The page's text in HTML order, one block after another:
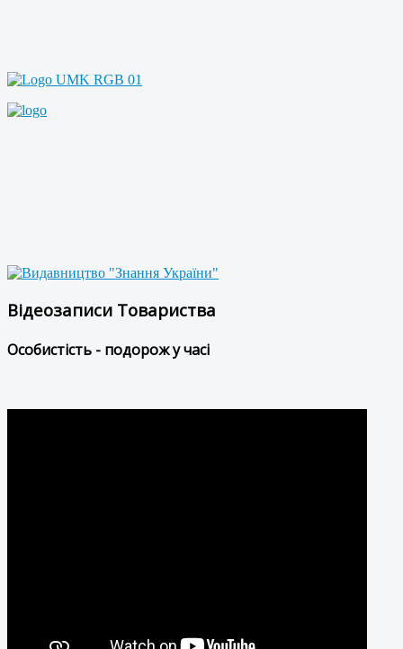
Відеозаписи Товариства
Особистість - подорож у часі